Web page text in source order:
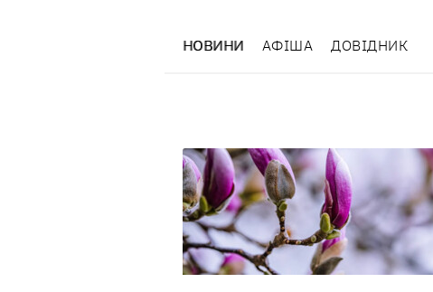
НОВИНИ АФІША ДОВІДНИК